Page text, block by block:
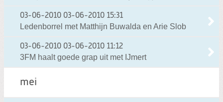
03-06-2010 03-06-2010 15:31
Ledenborrel met Matthijn Buwalda en Arie Slob
03-06-2010 03-06-2010 11:12
3FM haalt goede grap uit met IJmert
mei